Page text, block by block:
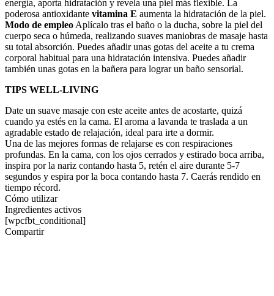
energía, aporta hidratación y revela una piel más flexible. La
poderosa antioxidante vitamina E aumenta la hidratación de la piel.
Modo de empleo Aplícalo tras el baño o la ducha, sobre la piel del
cuerpo seca o húmeda, realizando suaves maniobras de masaje hasta
su total absorción. Puedes añadir unas gotas del aceite a tu crema
corporal habitual para una hidratación intensiva. Puedes añadir
también unas gotas en la bañera para lograr un baño sensorial.
TIPS WELL-LIVING
Date un suave masaje con este aceite antes de acostarte, quizá
cuando ya estés en la cama. El aroma a lavanda te traslada a un
agradable estado de relajación, ideal para irte a dormir.
Una de las mejores formas de relajarse es con respiraciones
profundas. En la cama, con los ojos cerrados y estirado boca arriba,
inspira por la nariz contando hasta 5, retén el aire durante 5-7
segundos y espira por la boca contando hasta 7. Caerás rendido en
tiempo récord.
Cómo utilizar
Ingredientes activos
[wpcfbt_conditional]
Compartir